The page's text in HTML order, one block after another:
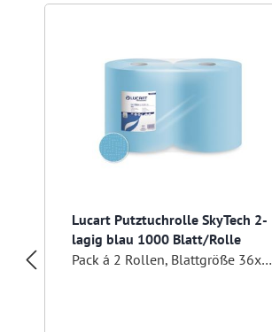
Lucart Putztuchrolle SkyTech 2-
lagig blau 1000 Blatt/Rolle
Pack á 2 Rollen, Blattgröße 36x36 cm